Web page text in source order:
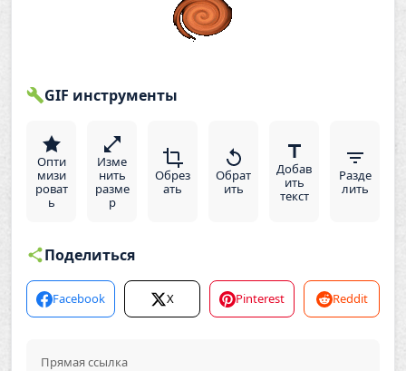
GIF инструменты
Опти
мизи
роват
ь
Изме
нить
разме
р
Обрез
ать
Обрат
ить
Добав
ить
текст
Разде
лить
Поделиться
Facebook X Pinterest Reddit
Прямая ссылка